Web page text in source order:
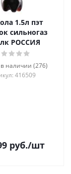
1.5л пэт
сильногаз
РОССИЯ
в наличии (276)
416509
руб./шт